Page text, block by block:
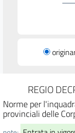
REGIO
Norme per
provinciali delle